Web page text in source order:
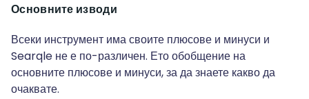
Основните изводи
Всеки инструмент има своите плюсове и минуси и
Searqle не е по-различен. Ето обобщение на
основните плюсове и минуси, за да знаете какво да
очаквате.